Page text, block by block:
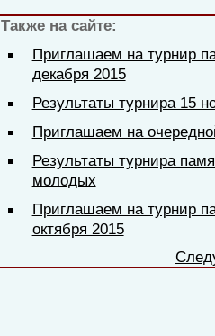
Также на сайте:
Приглашаем на турнир
декабря 2015
Результаты турнира 15
Приглашаем на
Результаты турнира
молодых
Приглашаем на турнир
октября 2015